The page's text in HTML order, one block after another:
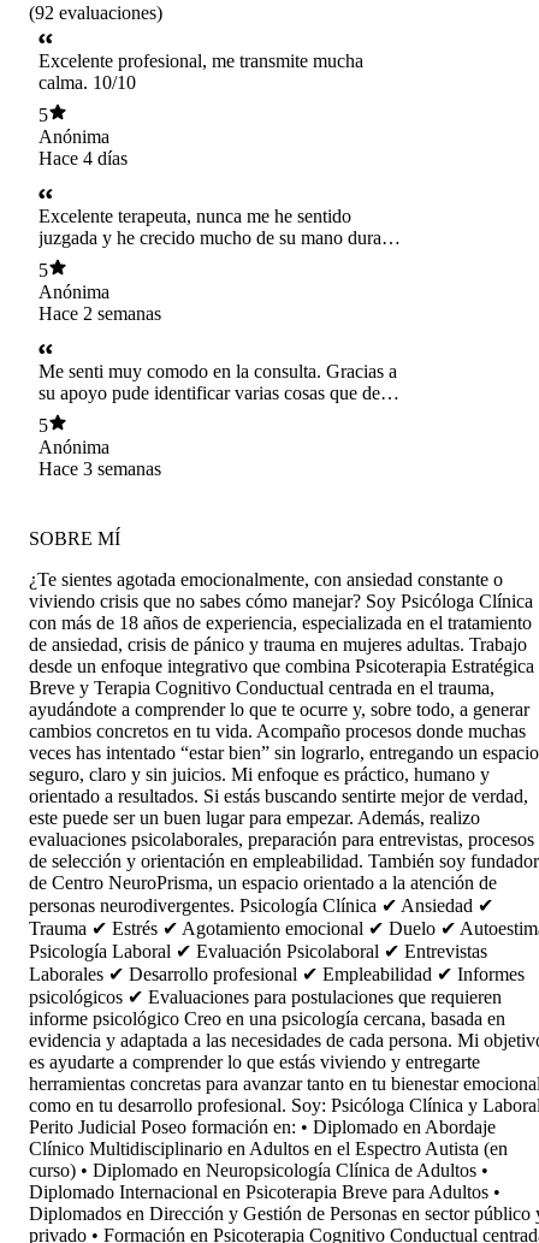
(92 evaluaciones)
Excelente profesional, me transmite mucha
calma. 10/10
5
Anónima
Hace 4 días
Excelente terapeuta, nunca me he sentido
juzgada y he crecido mucho de su mano durante
la situación mas difícil y triste que he vivido,
estoy muy contenta con Marcela, recomiendo
sus servicios a ojos cerrados 🫂
5
Anónima
Hace 2 semanas
Me senti muy comodo en la consulta. Gracias a
su apoyo pude identificar varias cosas que debo
trabajar para seguir mejorando, me encantó
5
Anónima
Hace 3 semanas
SOBRE MÍ
¿Te sientes agotada emocionalmente, con ansiedad constante o
viviendo crisis que no sabes cómo manejar? Soy Psicóloga Clínica
con más de 18 años de experiencia, especializada en el tratamiento
de ansiedad, crisis de pánico y trauma en mujeres adultas. Trabajo
desde un enfoque integrativo que combina Psicoterapia Estratégica
Breve y Terapia Cognitivo Conductual centrada en el trauma,
ayudándote a comprender lo que te ocurre y, sobre todo, a generar
cambios concretos en tu vida. Acompaño procesos donde muchas
veces has intentado “estar bien” sin lograrlo, entregando un espacio
seguro, claro y sin juicios. Mi enfoque es práctico, humano y
orientado a resultados. Si estás buscando sentirte mejor de verdad,
este puede ser un buen lugar para empezar. Además, realizo
evaluaciones psicolaborales, preparación para entrevistas, procesos
de selección y orientación en empleabilidad. También soy
de Centro NeuroPrisma, un espacio orientado a la atención de
personas neurodivergentes. Psicología Clínica ✔ Ansiedad ✔
Trauma ✔ Estrés ✔ Agotamiento emocional ✔ Duelo ✔
Psicología Laboral ✔ Evaluación Psicolaboral ✔ Entrevistas
Laborales ✔ Desarrollo profesional ✔ Empleabilidad ✔ Informes
psicológicos ✔ Evaluaciones para postulaciones que requieren
informe psicológico Creo en una psicología cercana, basada en
evidencia y adaptada a las necesidades de cada persona. Mi
es ayudarte a comprender lo que estás viviendo y entregarte
herramientas concretas para avanzar tanto en tu bienestar
como en tu desarrollo profesional. Soy: Psicóloga Clínica y
Perito Judicial Poseo formación en: • Diplomado en Abordaje
Clínico Multidisciplinario en Adultos en el Espectro Autista (en
curso) • Diplomado en Neuropsicología Clínica de Adultos •
Diplomado Internacional en Psicoterapia Breve para Adultos •
Diplomados en Dirección y Gestión de Personas en sector público
privado • Formación en Psicoterapia Cognitivo Conductual